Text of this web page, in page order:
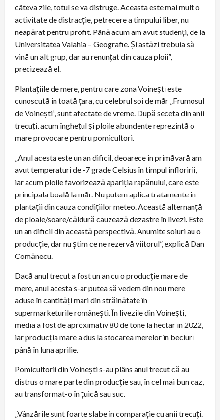
câteva zile, totul se va distruge. Aceasta este mai mult o
activitate de distracție, petrecere a timpului liber, nu
neapărat pentru profit. Până acum am avut studenți, de la
Universitatea Valahia – Geografie. Și astăzi trebuia să
vină un alt grup, dar au renunțat din cauza ploii”,
precizează el.
Plantațiile de mere, pentru care zona Voinești este
cunoscută în toată țara, cu celebrul soi de măr „Frumosul
de Voinești”, sunt afectate de vreme. După seceta din anii
trecuți, acum înghețul și ploile abundente reprezintă o
mare provocare pentru pomicultori.
„Anul acesta este un an dificil, deoarece în primăvară am
avut temperaturi de -7 grade Celsius în timpul înfloririi,
iar acum ploile favorizează apariția rapănului, care este
principala boală la măr. Nu putem aplica tratamente în
plantații din cauza condițiilor meteo. Această alternanță
de ploaie/soare/căldură cauzează dezastre în livezi. Este
un an dificil din această perspectivă. Anumite soiuri au o
producție, dar nu știm ce ne rezervă viitorul”, explică Dan
Comănecu.
Dacă anul trecut a fost un an cu o producție mare de
mere, anul acesta s-ar putea să vedem din nou mere
aduse în cantități mari din străinătate în
supermarketurile românești. În livezile din Voinești,
media a fost de aproximativ 80 de tone la hectar în 2022,
iar producția mare a dus la stocarea merelor în beciuri
până în luna aprilie.
Pomicultorii din Voinești s-au plâns anul trecut că au
distrus o mare parte din producție sau, în cel mai bun caz,
au transformat-o în țuică sau suc.
„Vânzările sunt foarte slabe în comparație cu anii trecuți.